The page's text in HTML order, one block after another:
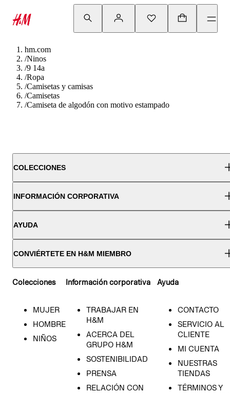
hm.com
/Ninos
/9 14a
/Ropa
/Camisetas y camisas
/Camisetas
/Camiseta de algodón con motivo estampado
COLECCIONES
INFORMACIÓN CORPORATIVA
AYUDA
CONVIÉRTETE EN H&M MIEMBRO
Colecciones
MUJER
HOMBRE
NIÑOS
Información corporativa
TRABAJAR EN
H&M
ACERCA DEL
GRUPO H&M
SOSTENIBILIDAD
PRENSA
RELACIÓN CON
Ayuda
CONTACTO
SERVICIO AL
CLIENTE
MI CUENTA
NUESTRAS
TIENDAS
TÉRMINOS Y